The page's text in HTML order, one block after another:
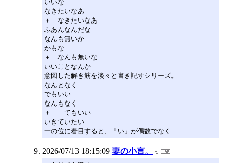
いいな
なきたいなあ
＋ なきたいなあ
ふあんなんだな
なんも無いか
かもな
＋ なんも無いな
いいことなんか
意図した解き筋を淡々と書き記すシリーズ。
なんとなく
でもいい
なんもなく
＋ てもいい
いきていたい
一の位に着目すると、「い」が偶数でなく
2026/07/13 18:15:09 妻の小言。